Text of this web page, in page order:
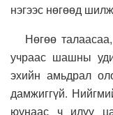
нэгээс нөгөөд
Нөгөө
учраас шашны
эхийн амьдрал
дамжиггүй.
юунаас ч илүү